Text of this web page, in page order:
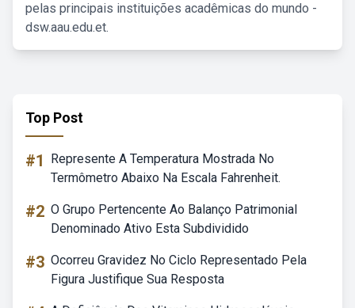
pelas principais instituições acadêmicas do mundo -
dsw.aau.edu.et.
Top Post
#1
Represente A Temperatura Mostrada No
Termômetro Abaixo Na Escala Fahrenheit.
#2 O Grupo Pertencente Ao Balanço Patrimonial
Denominado Ativo Esta Subdividido
#3 Ocorreu Gravidez No Ciclo Representado Pela
Figura Justifique Sua Resposta